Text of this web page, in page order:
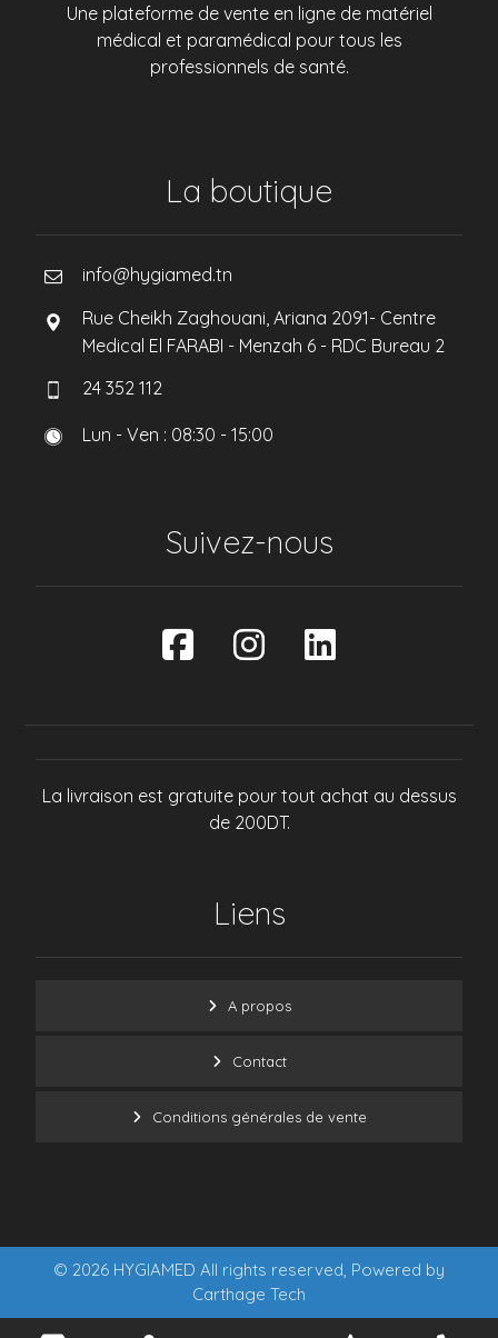
Une plateforme de vente en ligne de matériel
médical et paramédical pour tous les
professionnels de santé.
La boutique
info@hygiamed.tn
Rue Cheikh Zaghouani, Ariana 2091- Centre
Medical El FARABI - Menzah 6 - RDC Bureau 2
24 352 112
Lun - Ven : 08:30 - 15:00
Suivez-nous
La livraison est gratuite pour tout achat au dessus
de 200DT.
Liens
A propos
Contact
Conditions générales de vente
© 2026 HYGIAMED All rights reserved, Powered by
Carthage Tech